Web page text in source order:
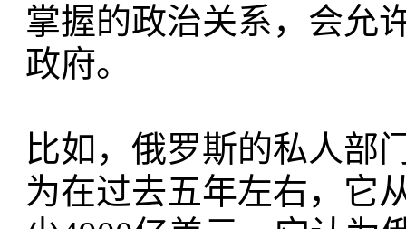
掌握的政治关系，会允
政府。
比如，俄罗斯的私人部
为在过去五年左右，它